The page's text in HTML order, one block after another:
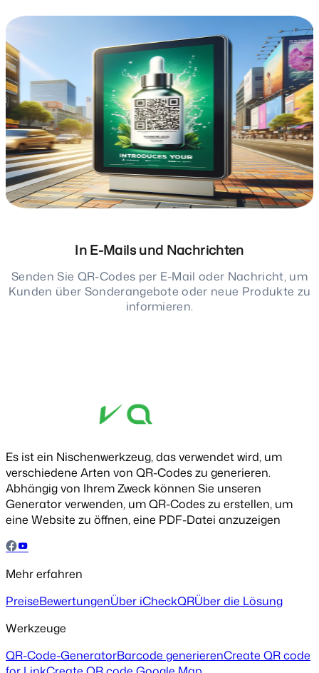
In E-Mails und Nachrichten
Senden Sie QR-Codes per E-Mail oder Nachricht, um
Kunden über Sonderangebote oder neue Produkte zu
informieren.
Es ist ein Nischenwerkzeug, das verwendet wird, um
verschiedene Arten von QR-Codes zu generieren.
Abhängig von Ihrem Zweck können Sie unseren
Generator verwenden, um QR-Codes zu erstellen, um
eine Website zu öffnen, eine PDF-Datei anzuzeigen
Mehr erfahren
PreiseBewertungenÜber iCheckQRÜber die Lösung
Werkzeuge
QR-Code-GeneratorBarcode generierenCreate QR code